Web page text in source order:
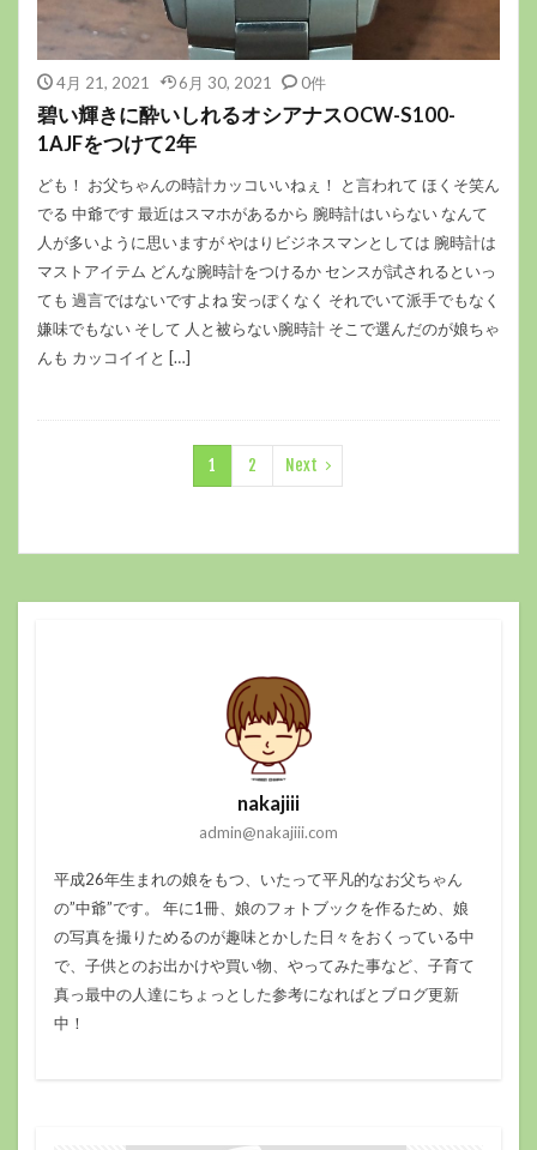
4月 21, 2021 6月 30, 2021 0件
碧い輝きに酔いしれるオシアナスOCW-S100-
1AJFをつけて2年
ども！ お父ちゃんの時計カッコいいねぇ！ と言われて ほくそ笑ん
でる 中爺です 最近はスマホがあるから 腕時計はいらない なんて
人が多いように思いますが やはりビジネスマンとしては 腕時計は
マストアイテム どんな腕時計をつけるか センスが試されるといっ
ても 過言ではないですよね 安っぽくなく それでいて派手でもなく
嫌味でもない そして 人と被らない腕時計 そこで選んだのが娘ちゃ
んも カッコイイと […]
1 2 Next
nakajiii
admin@nakajiii.com
平成26年生まれの娘をもつ、いたって平凡的なお父ちゃん
の”中爺”です。 年に1冊、娘のフォトブックを作るため、娘
の写真を撮りためるのが趣味とかした日々をおくっている中
で、子供とのお出かけや買い物、やってみた事など、子育て
真っ最中の人達にちょっとした参考になればとブログ更新
中！